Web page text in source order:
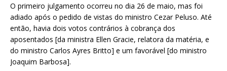
O primeiro julgamento ocorreu no dia 26 de maio, mas foi
adiado após o pedido de vistas do ministro Cezar Peluso. Até
então, havia dois votos contrários à cobrança dos
aposentados [da ministra Ellen Gracie, relatora da matéria, e
do ministro Carlos Ayres Britto] e um favorável [do ministro
Joaquim Barbosa].